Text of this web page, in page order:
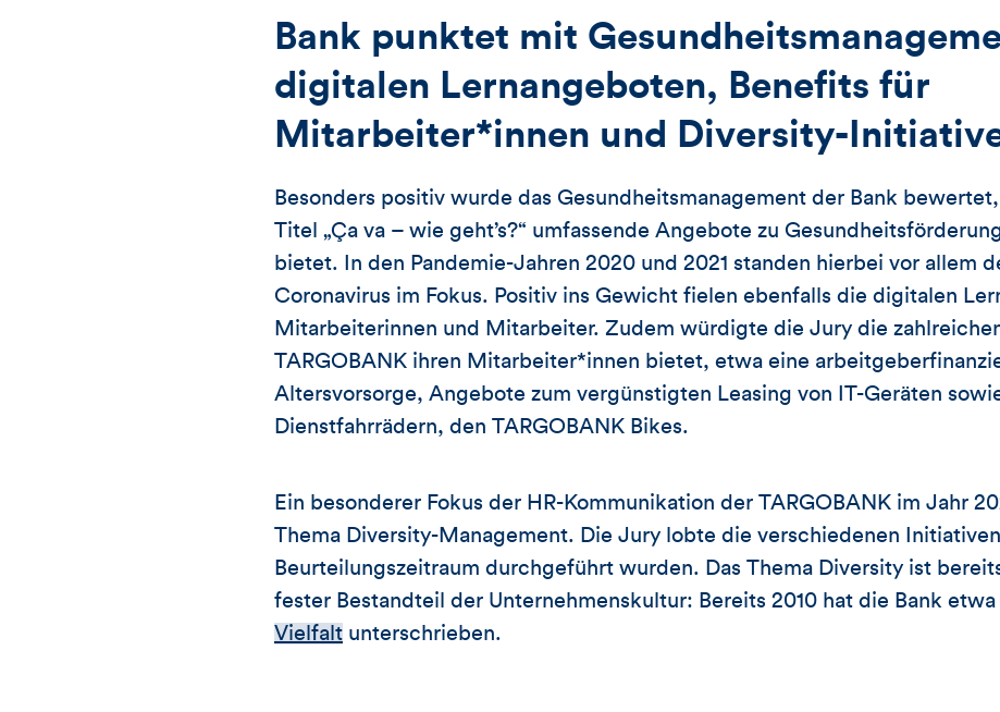
Bank punktet mit
digitalen Lernangeboten, Benefits für
Mitarbeiter*innen und Diversity-
Besonders positiv wurde das Gesundheitsmanagement der Bank
Titel „Ça va – wie geht’s?“ umfassende Angebote zu
bietet. In den Pandemie-Jahren 2020 und 2021 standen hierbei vor allem
Coronavirus im Fokus. Positiv ins Gewicht fielen ebenfalls die digitalen
Mitarbeiterinnen und Mitarbeiter. Zudem würdigte die Jury die
TARGOBANK ihren Mitarbeiter*innen bietet, etwa eine
Altersvorsorge, Angebote zum vergünstigten Leasing von IT-Geräten
Dienstfahrrädern, den TARGOBANK Bikes.
Ein besonderer Fokus der HR-Kommunikation der TARGOBANK im Jahr
Thema Diversity-Management. Die Jury lobte die verschiedenen
Beurteilungszeitraum durchgeführt wurden. Das Thema Diversity ist
fester Bestandteil der Unternehmenskultur: Bereits 2010 hat die Bank etwa
Vielfalt unterschrieben.